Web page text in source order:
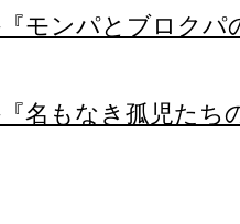
モンパとブロクパ
名もなき孤児たち